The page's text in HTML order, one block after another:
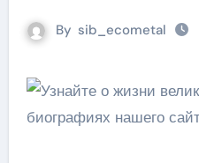
By sib_ecometal